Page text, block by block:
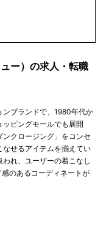
ー）の求人・転職
ンブランドで、1980年代か
ピングモールでも展開
クロージング」をコンセ
せるアイテムを揃えてい
れ、ユーザーの着こなし
のあるコーディネートが